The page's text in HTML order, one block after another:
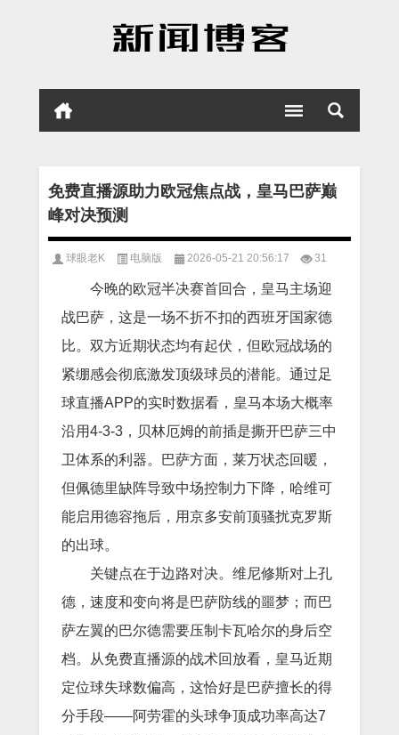
免费直播源助力欧冠焦点战，皇马巴萨巅
峰对决预测
球眼老K 电脑版 2026-05-21 20:56:17 31
今晚的欧冠半决赛首回合，皇马主场迎
战巴萨，这是一场不折不扣的西班牙国家德
比。双方近期状态均有起伏，但欧冠战场的
紧绷感会彻底激发顶级球员的潜能。通过足
球直播APP的实时数据看，皇马本场大概率
沿用4-3-3，贝林厄姆的前插是撕开巴萨三中
卫体系的利器。巴萨方面，莱万状态回暖，
但佩德里缺阵导致中场控制力下降，哈维可
能启用德容拖后，用京多安前顶骚扰克罗斯
的出球。
关键点在于边路对决。维尼修斯对上孔
德，速度和变向将是巴萨防线的噩梦；而巴
萨左翼的巴尔德需要压制卡瓦哈尔的身后空
档。从免费直播源的战术回放看，皇马近期
定位球失球数偏高，这恰好是巴萨擅长的得
分手段——阿劳霍的头球争顶成功率高达7